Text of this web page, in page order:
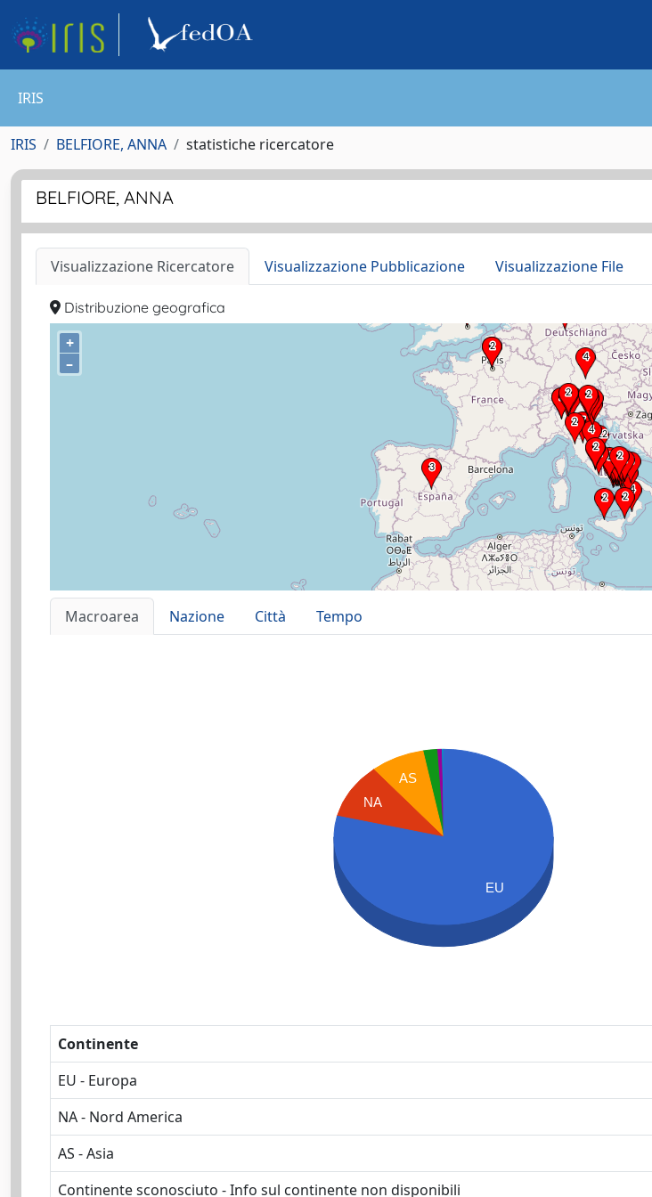
IRIS
IRIS BELFIORE, ANNA statistiche ricercatore
BELFIORE, ANNA
Visualizzazione Ricercatore Visualizzazione Pubblicazione Visualizzazione File
Distribuzione geografica
+
–
Macroarea Nazione Città
Tempo
AS
NA
EU
Continente
EU - Europa
NA - Nord America
AS - Asia
Continente sconosciuto - Info sul continente non disponibili